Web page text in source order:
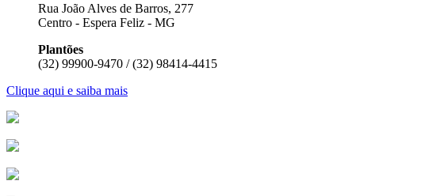
Rua João Alves de Barros, 277
Centro - Espera Feliz - MG
Plantões
(32) 99900-9470 / (32) 98414-4415
Clique aqui e saiba mais